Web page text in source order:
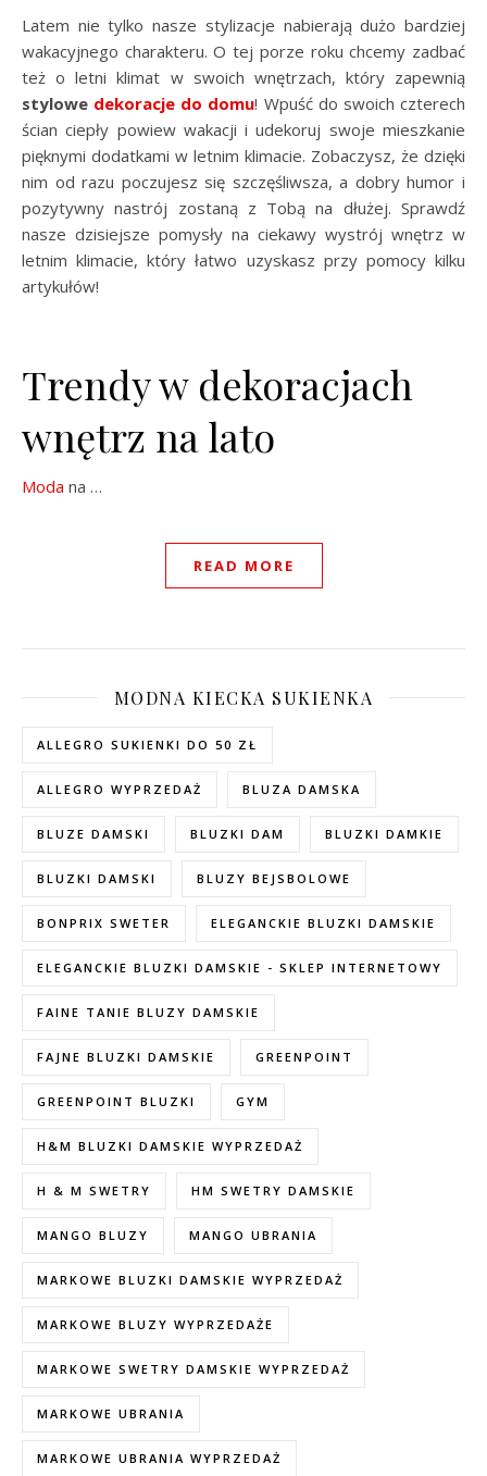
Latem nie tylko nasze stylizacje nabierają dużo bardziej
wakacyjnego charakteru. O tej porze roku chcemy zadbać
też o letni klimat w swoich wnętrzach, który zapewnią
stylowe dekoracje do domu! Wpuść do swoich czterech
ścian ciepły powiew wakacji i udekoruj swoje mieszkanie
pięknymi dodatkami w letnim klimacie. Zobaczysz, że dzięki
nim od razu poczujesz się szczęśliwsza, a dobry humor i
pozytywny nastrój zostaną z Tobą na dłużej. Sprawdź
nasze dzisiejsze pomysły na ciekawy wystrój wnętrz w
letnim klimacie, który łatwo uzyskasz przy pomocy kilku
artykułów!
Trendy w dekoracjach
wnętrz na lato
Moda na …
READ MORE
MODNA KIECKA SUKIENKA
ALLEGRO SUKIENKI DO 50 ZŁ
ALLEGRO WYPRZEDAŻ BLUZA DAMSKA
BLUZE DAMSKI BLUZKI DAM BLUZKI DAMKIE
BLUZKI DAMSKI BLUZY BEJSBOLOWE
BONPRIX SWETER ELEGANCKIE BLUZKI DAMSKIE
ELEGANCKIE BLUZKI DAMSKIE - SKLEP INTERNETOWY
FAINE TANIE BLUZY DAMSKIE
FAJNE BLUZKI DAMSKIE GREENPOINT
GREENPOINT BLUZKI GYM
H&M BLUZKI DAMSKIE WYPRZEDAŻ
H & M SWETRY HM SWETRY DAMSKIE
MANGO BLUZY MANGO UBRANIA
MARKOWE BLUZKI DAMSKIE WYPRZEDAŻ
MARKOWE BLUZY WYPRZEDAŻE
MARKOWE SWETRY DAMSKIE WYPRZEDAŻ
MARKOWE UBRANIA
MARKOWE UBRANIA WYPRZEDAŻ